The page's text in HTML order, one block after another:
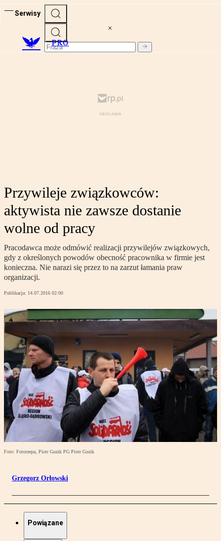
Serwisy
PRO
Przywileje związkowców:
aktywista nie zawsze dostanie
wolne od pracy
Pracodawca może odmówić realizacji przywilejów związkowych,
gdy z określonych powodów obecność pracownika w firmie jest
konieczna. Nie narazi się przez to na zarzut łamania praw
organizacji.
Publikacja: 14.07.2016 02:00
Foto: Fotorzepa, Piotr Guzik PG Piotr Guzik
Grzegorz Orłowski
Powiązane